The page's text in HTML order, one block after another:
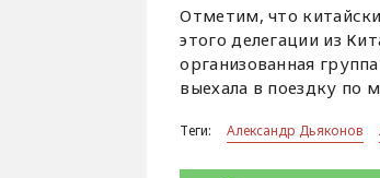
Отметим, что
этого делегации из
организованная
выехала в поездку по
Теги: Александр Дьяконов